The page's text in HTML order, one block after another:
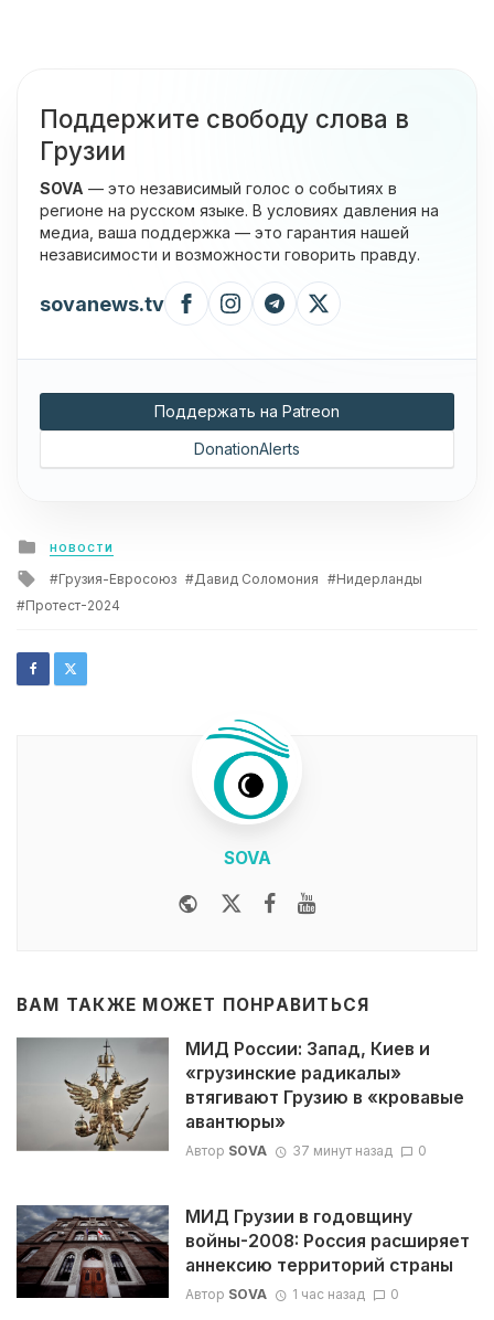
Поддержите свободу слова в
Грузии
SOVA — это независимый голос о событиях в
регионе на русском языке. В условиях давления на
медиа, ваша поддержка — это гарантия нашей
независимости и возможности говорить правду.
sovanews.tv
Поддержать на Patreon
DonationAlerts
Posted
in
НОВОСТИ
Tagged
Грузия-Евросоюз Давид Соломония
Нидерланды
Протест-2024
SOVA
WebsiteTwitterFacebook
ВАМ ТАКЖЕ МОЖЕТ ПОНРАВИТЬСЯ
МИД России: Запад, Киев и
«грузинские радикалы»
втягивают Грузию в «кровавые
авантюры»
Автор SOVA 37 минут назад 0
МИД Грузии в годовщину
войны-2008: Россия расширяет
аннексию территорий страны
Автор SOVA 1 час назад 0